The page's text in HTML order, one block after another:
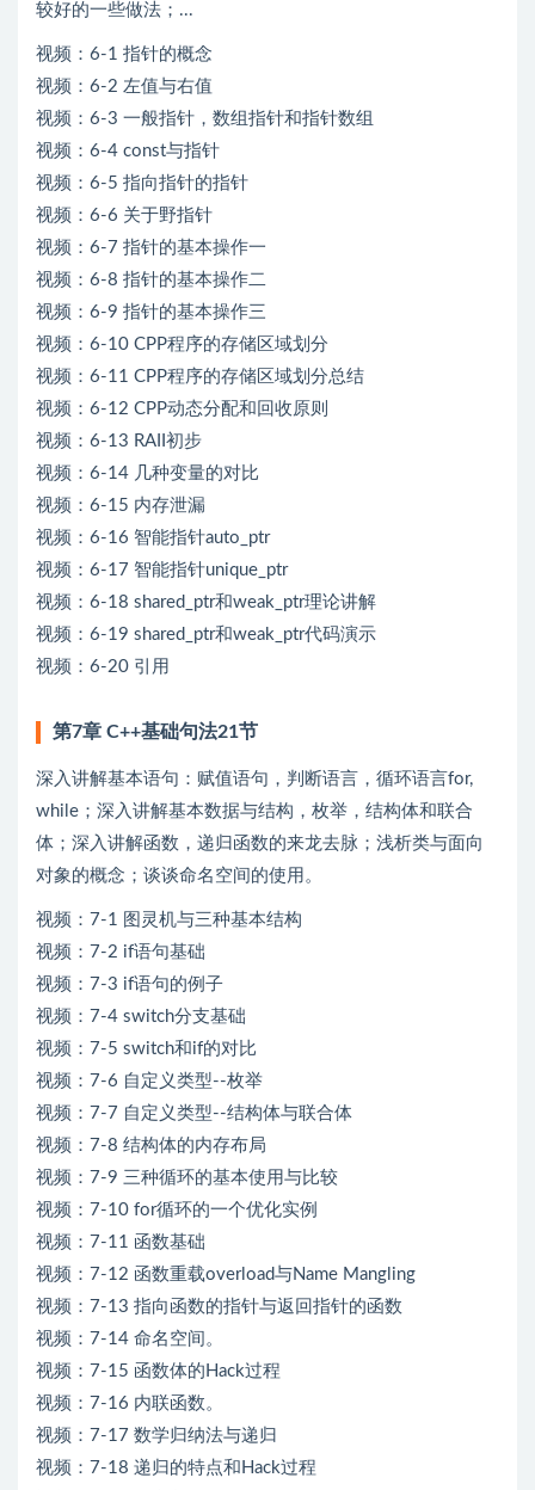
较好的一些做法；...
视频：6-1 指针的概念
视频：6-2 左值与右值
视频：6-3 一般指针，数组指针和指针数组
视频：6-4 const与指针
视频：6-5 指向指针的指针
视频：6-6 关于野指针
视频：6-7 指针的基本操作一
视频：6-8 指针的基本操作二
视频：6-9 指针的基本操作三
视频：6-10 CPP程序的存储区域划分
视频：6-11 CPP程序的存储区域划分总结
视频：6-12 CPP动态分配和回收原则
视频：6-13 RAII初步
视频：6-14 几种变量的对比
视频：6-15 内存泄漏
视频：6-16 智能指针auto_ptr
视频：6-17 智能指针unique_ptr
视频：6-18 shared_ptr和weak_ptr理论讲解
视频：6-19 shared_ptr和weak_ptr代码演示
视频：6-20 引用
第7章 C++基础句法21节
深入讲解基本语句：赋值语句，判断语言，循环语言for,
while；深入讲解基本数据与结构，枚举，结构体和联合
体；深入讲解函数，递归函数的来龙去脉；浅析类与面向
对象的概念；谈谈命名空间的使用。
视频：7-1 图灵机与三种基本结构
视频：7-2 if语句基础
视频：7-3 if语句的例子
视频：7-4 switch分支基础
视频：7-5 switch和if的对比
视频：7-6 自定义类型--枚举
视频：7-7 自定义类型--结构体与联合体
视频：7-8 结构体的内存布局
视频：7-9 三种循环的基本使用与比较
视频：7-10 for循环的一个优化实例
视频：7-11 函数基础
视频：7-12 函数重载overload与Name Mangling
视频：7-13 指向函数的指针与返回指针的函数
视频：7-14 命名空间。
视频：7-15 函数体的Hack过程
视频：7-16 内联函数。
视频：7-17 数学归纳法与递归
视频：7-18 递归的特点和Hack过程